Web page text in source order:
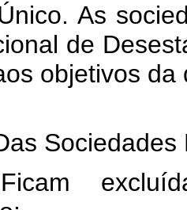
As
de
objetivos da